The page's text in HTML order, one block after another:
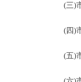
(三)市
(四)市
(五)市